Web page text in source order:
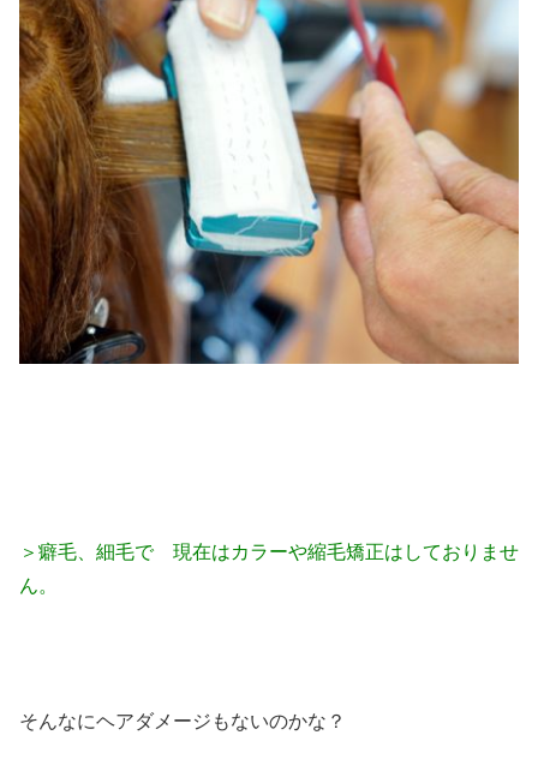
＞癖毛、細毛で 現在はカラーや縮毛矯正はしておりませ
ん。
そんなにヘアダメージもないのかな？